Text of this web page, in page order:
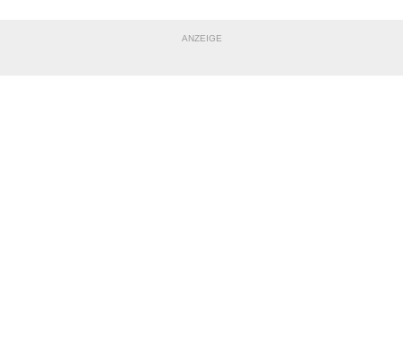
ANZEIGE